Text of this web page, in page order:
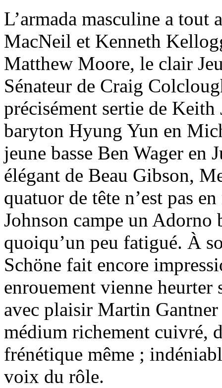
L’armada masculine a tout
MacNeil et Kenneth
Matthew Moore, le clair
Sénateur de Craig
précisément sertie de
baryton Hyung Yun en
jeune basse Ben Wager en
élégant de Beau Gibson,
quatuor de tête n’est pas
Johnson campe un
quoiqu’un peu fatigué. À
Schöne fait encore
enrouement vienne heurter
avec plaisir Martin Gantner
médium richement cuivré,
frénétique même ;
voix du rôle.